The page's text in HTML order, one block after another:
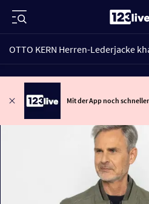
OTTO KERN Herren-Lederjacke
Mit der App noch